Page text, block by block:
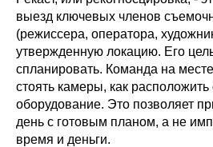
выезд ключевых членов
(режиссера, оператора,
утвержденную локацию. Его
спланировать. Команда на
стоять камеры, как расположить
оборудование. Это позволяет
день с готовым планом, а не
время и деньги.